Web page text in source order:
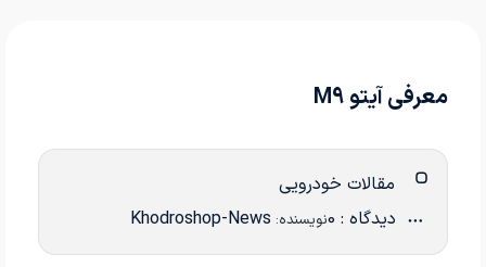
معرفی آیتو M9
مقالات خودرویی
دیدگاه : 0 نویسنده: Khodroshop-News